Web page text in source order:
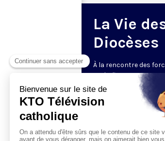
La Vie
Diocèses
À la rencontre des
catholique en France
semaine, un évêque
Grasset pour
et l’actualité de son
l’Evangile est-il
Reportages et